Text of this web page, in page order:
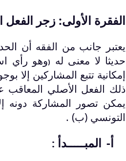
الفقرة الأولى: زجر
يعتبر جانب من الفقه أن
حديثا لا معنى له
(وهو رأي
إمكانية تتبع المشاركين
ذلك الفعل الأصلي المعاقب
يمكن تصور المشاركة دونه
التونسي (ب) .
أ‌- المبـــــدأ :